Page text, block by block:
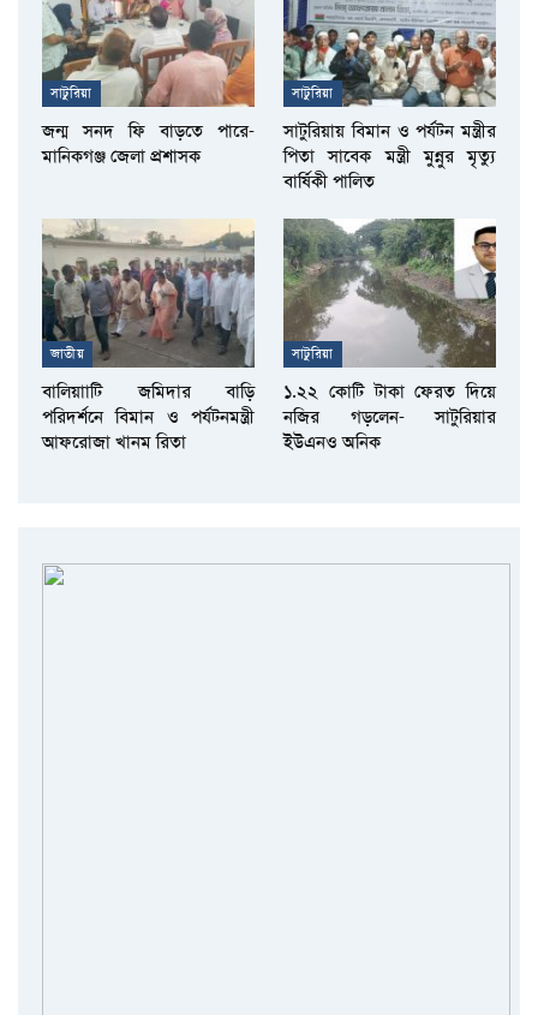
সাটুরিয়া
জন্ম সনদ ফি বাড়তে পারে-
মানিকগঞ্জ জেলা প্রশাসক
সাটুরিয়া
সাটুরিয়ায় বিমান ও পর্যটন মন্ত্রীর
পিতা সাবেক মন্ত্রী মুন্নুর মৃত্যু
বার্ষিকী পালিত
জাতীয়
বালিয়াাটি জমিদার বাড়ি
পরিদর্শনে বিমান ও পর্যটনমন্ত্রী
আফরোজা খানম রিতা
সাটুরিয়া
১.২২ কোটি টাকা ফেরত দিয়ে
নজির গড়লেন- সাটুরিয়ার
ইউএনও অনিক